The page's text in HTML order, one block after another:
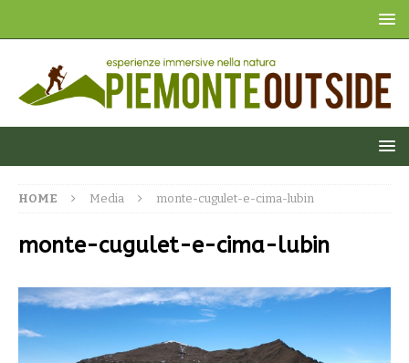
HOME Media monte-cugulet-e-cima-lubin
monte-cugulet-e-cima-lubin